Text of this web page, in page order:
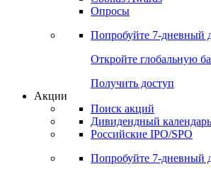
Опросы
Попробуйте 7-дневный
Откройте глобальную
Получить доступ
Акции
Поиск акций
Дивидендный календарь
Российские IPO/SPO
Попробуйте 7-дневный